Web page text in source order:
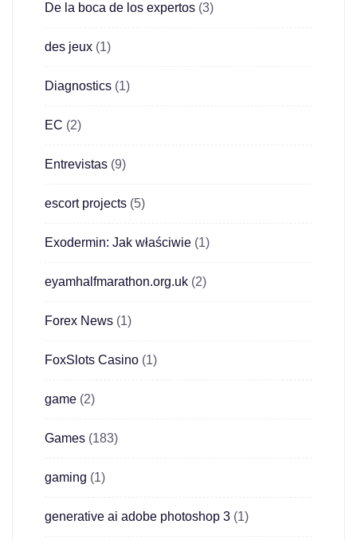
De la boca de los expertos (3)
des jeux (1)
Diagnostics (1)
EC (2)
Entrevistas (9)
escort projects (5)
Exodermin: Jak właściwie (1)
eyamhalfmarathon.org.uk (2)
Forex News (1)
FoxSlots Casino (1)
game (2)
Games (183)
gaming (1)
generative ai adobe photoshop 3 (1)